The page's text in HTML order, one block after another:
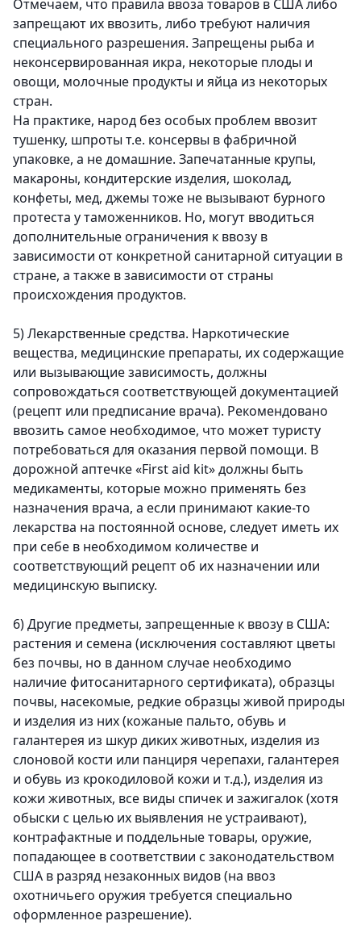
Отмечаем, что правила ввоза товаров в США либо
запрещают их ввозить, либо требуют наличия
специального разрешения. Запрещены рыба и
неконсервированная икра, некоторые плоды и
овощи, молочные продукты и яйца из некоторых
стран.
На практике, народ без особых проблем ввозит
тушенку, шпроты т.е. консервы в фабричной
упаковке, а не домашние. Запечатанные крупы,
макароны, кондитерские изделия, шоколад,
конфеты, мед, джемы тоже не вызывают бурного
протеста у таможенников. Но, могут вводиться
дополнительные ограничения к ввозу в
зависимости от конкретной санитарной ситуации в
стране, а также в зависимости от страны
происхождения продуктов.
5)Лекарственные средства. Наркотические
вещества, медицинские препараты, их содержащие
или вызывающие зависимость, должны
сопровождаться соответствующей документацией
(рецепт или предписание врача). Рекомендовано
ввозить самое необходимое, что может туристу
потребоваться для оказания первой помощи. В
дорожной аптечке «First aid kit» должны быть
медикаменты, которые можно применять без
назначения врача, а если принимают какие-то
лекарства на постоянной основе, следует иметь их
при себе в необходимом количестве и
соответствующий рецепт об их назначении или
медицинскую выписку.
6)Другие предметы, запрещенные к ввозу в США:
растения и семена (исключения составляют цветы
без почвы, но в данном случае необходимо
наличие фитосанитарного сертификата), образцы
почвы, насекомые, редкие образцы живой природы
и изделия из них (кожаные пальто, обувь и
галантерея из шкур диких животных, изделия из
слоновой кости или панциря черепахи, галантерея
и обувь из крокодиловой кожи и т.д.), изделия из
кожи животных, все виды спичек и зажигалок (хотя
обыски с целью их выявления не устраивают),
контрафактные и поддельные товары, оружие,
попадающее в соответствии с законодательством
США в разряд незаконных видов (на ввоз
охотничьего оружия требуется специально
оформленное разрешение).